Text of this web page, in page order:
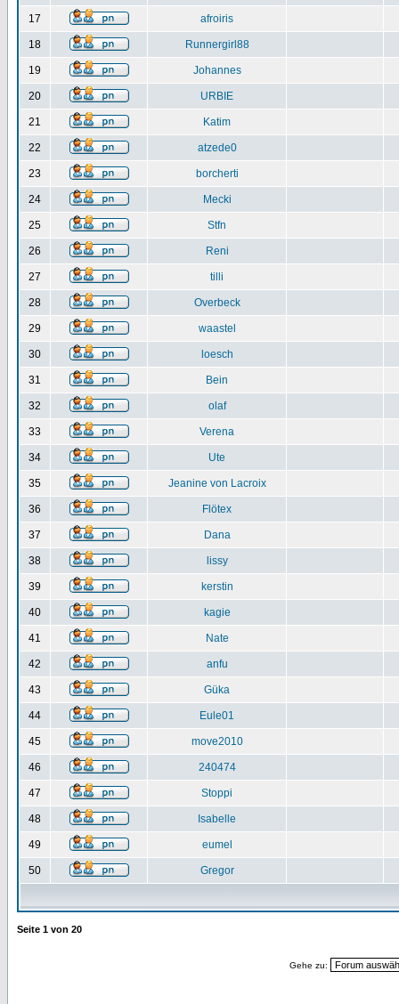
17 afroiris
18 Runnergirl88
19 Johannes
20 URBIE
21 Katim
22 atzede0
23 borcherti
24 Mecki
25 Stfn
26 Reni
27 tilli
28 Overbeck
29 waastel
30 loesch
31 Bein
32 olaf
33 Verena
34 Ute
35 Jeanine von Lacroix
36 Flötex
37 Dana
38 lissy
39 kerstin
40 kagie
41 Nate
42 anfu
43 Güka
44 Eule01
45 move2010
46 240474
47 Stoppi
48 Isabelle
49 eumel
50 Gregor
Seite 1 von 20
Gehe zu: